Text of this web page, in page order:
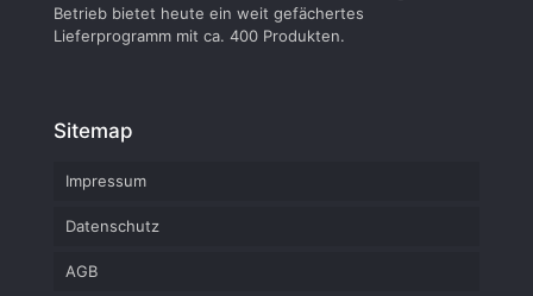
Betrieb bietet heute ein weit gefächertes
Lieferprogramm mit ca. 400 Produkten.
Sitemap
Impressum
Datenschutz
AGB